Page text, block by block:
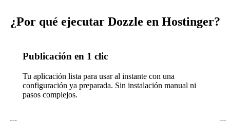
¿Por qué ejecutar Dozzle en Hostinger?
Publicación en 1 clic
Tu aplicación lista para usar al instante con una
configuración ya preparada. Sin instalación manual ni
pasos complejos.